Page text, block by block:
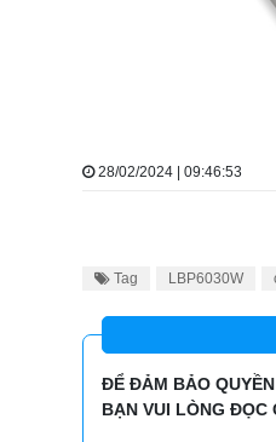
28/02/2024 | 09:46:53
Tag LBP6030W
ĐỂ ĐẢM BẢO
BẠN VUI LÒNG ĐỌC